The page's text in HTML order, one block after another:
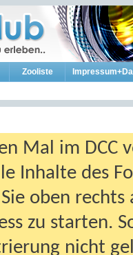
Zooliste
Mal im DCC
Inhalte des
oben
zu starten.
nicht